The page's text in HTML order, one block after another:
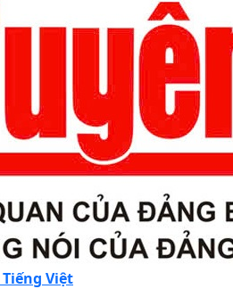
Tiếng Việt